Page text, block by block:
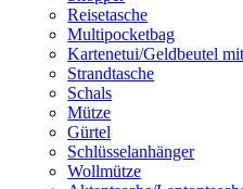
Reisetasche
Multipocketbag
Kartenetui/Geldbeutel
Strandtasche
Schals
Mütze
Gürtel
Schlüsselanhänger
Wollmütze